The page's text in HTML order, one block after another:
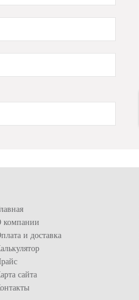
компании
и доставка
сайта